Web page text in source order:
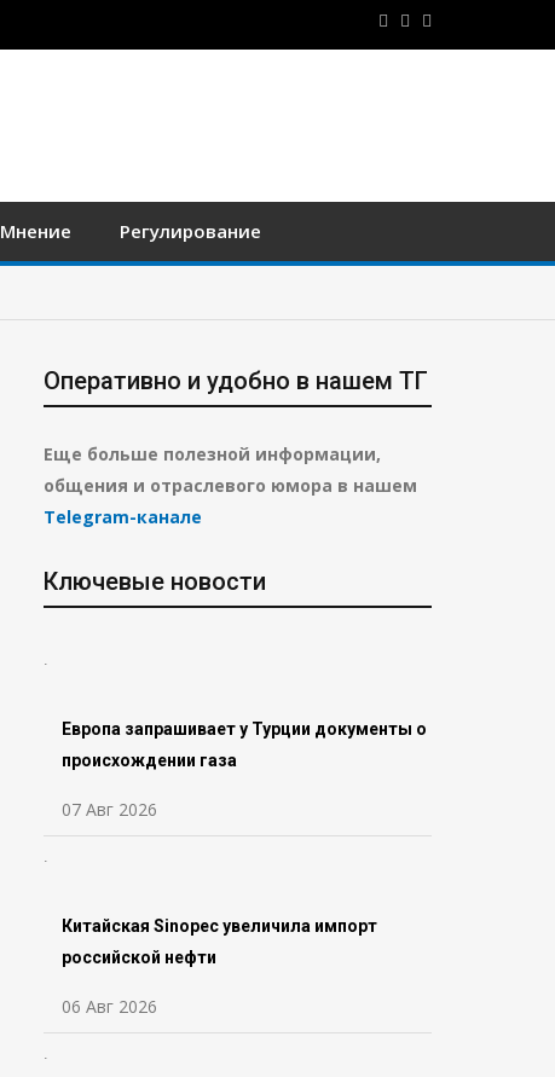
Мнение Регулирование
Оперативно и удобно в нашем ТГ
Еще больше полезной информации,
общения и отраслевого юмора в нашем
Telegram-канале
Ключевые новости
Европа запрашивает у Турции документы о
происхождении газа
07 Авг 2026
Китайская Sinopec увеличила импорт
российской нефти
06 Авг 2026